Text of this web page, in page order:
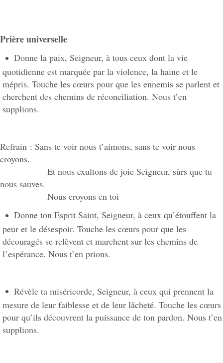
Prière universelle
Donne la paix, Seigneur, à tous ceux dont la vie
quotidienne est marquée par la violence, la haine et le
mépris. Touche les cœurs pour que les ennemis se parlent et
cherchent des chemins de réconciliation. Nous t’en
supplions.
Refrain : Sans te voir nous t’aimons, sans te voir nous
croyons.
Et nous exultons de joie Seigneur, sûrs que tu
nous sauves.
Nous croyons en toi
Donne ton Esprit Saint, Seigneur, à ceux qu’étouffent la
peur et le désespoir. Touche les cœurs pour que les
découragés se relèvent et marchent sur les chemins de
l’espérance. Nous t’en prions.
Révèle ta miséricorde, Seigneur, à ceux qui prennent la
mesure de leur faiblesse et de leur lâcheté. Touche les cœurs
pour qu’ils découvrent la puissance de ton pardon. Nous t’en
supplions.